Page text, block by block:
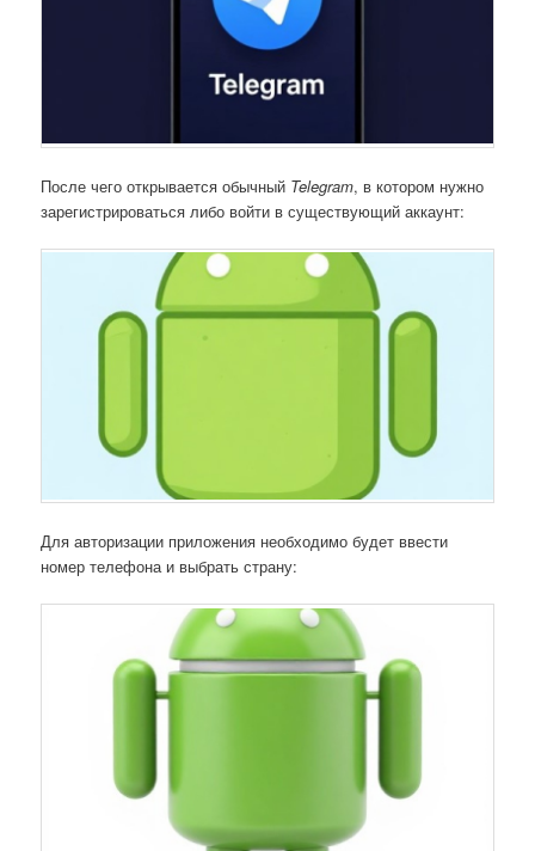
После чего открывается обычный Telegram, в котором нужно
зарегистрироваться либо войти в существующий аккаунт:
Для авторизации приложения необходимо будет ввести
номер телефона и выбрать страну: